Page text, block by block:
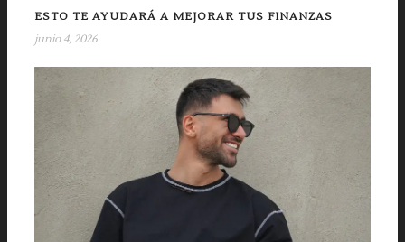
ESTO TE AYUDARÁ A MEJORAR TUS FINANZAS
junio 4, 2026